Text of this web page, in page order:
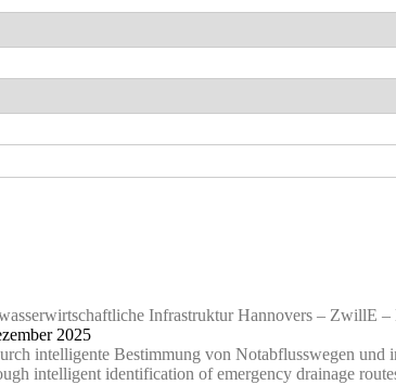
Infrastruktur Hannovers – ZwillE
2025
intelligente Bestimmung von Notabflusswegen
intelligent identification of emergency drainage